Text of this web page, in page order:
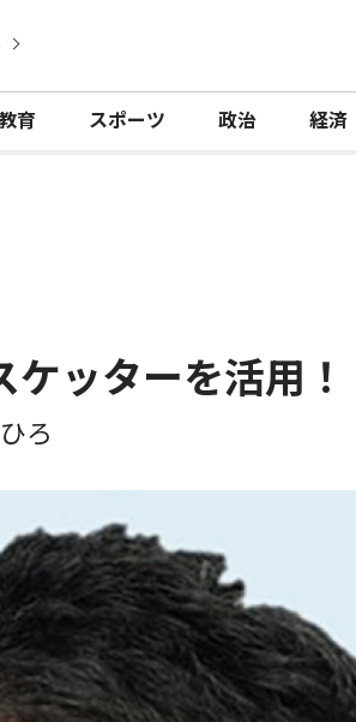
育 スポーツ 政治 経済
ッターを活用！
ろ